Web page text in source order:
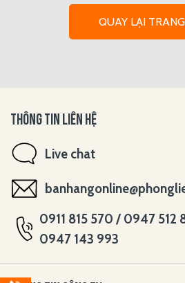
QUAY LẠI
THÔNG TIN LIÊN HỆ
Live chat
0911 815 570 / 0947 512
0947 143 993